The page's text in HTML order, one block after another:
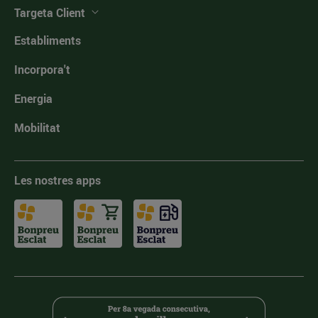
Targeta Client
Establiments
Incorpora't
Energia
Mobilitat
Les nostres apps